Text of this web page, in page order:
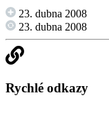
23. dubna 2008
23. dubna 2008
Rychlé odkazy